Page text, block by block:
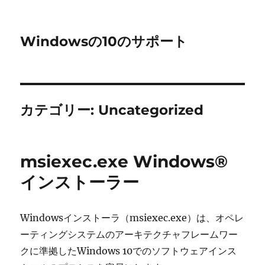
Windowsの10のサポート
カテゴリー: Uncategorized
msiexec.exe Windows®
インストーラー
Windowsインストーラ（msiexec.exe）は、オペレ
ーティングシステムのアーキテクチャフレームワー
クに準拠したWindows 10でのソフトウェアインス